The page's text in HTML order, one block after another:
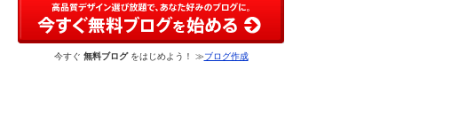
今すぐ 無料ブログをはじめよう！ ≫ブログ作成